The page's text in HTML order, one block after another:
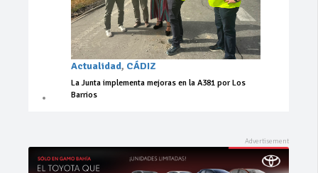
Actualidad, CÁDIZ
La Junta implementa mejoras en la A381 por Los
Barrios